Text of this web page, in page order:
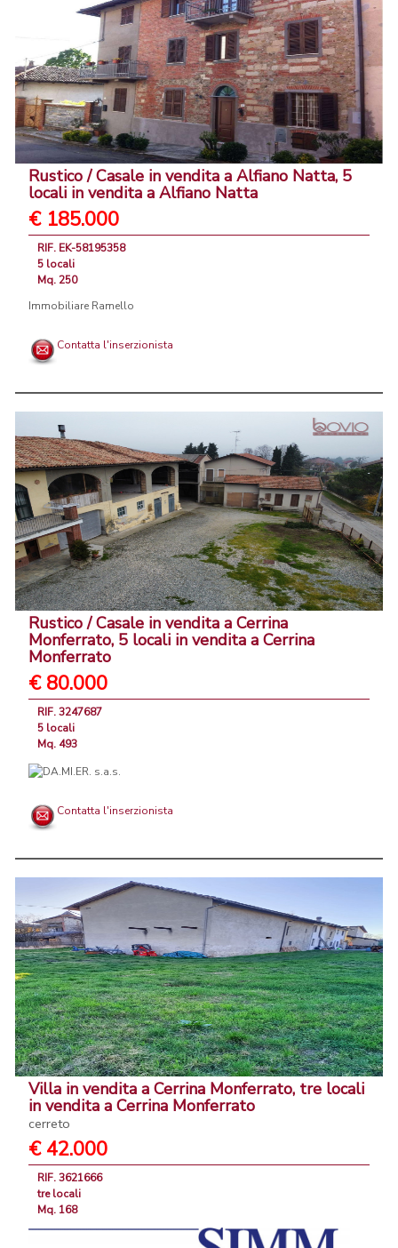
Rustico / Casale in vendita a Alfiano Natta, 5
locali in vendita a Alfiano Natta
€ 185.000
RIF. EK-58195358
5 locali
Mq. 250
Immobiliare Ramello
Contatta l'inserzionista
Rustico / Casale in vendita a Cerrina
Monferrato, 5 locali in vendita a Cerrina
Monferrato
€ 80.000
RIF. 3247687
5 locali
Mq. 493
Contatta l'inserzionista
Villa in vendita a Cerrina Monferrato, tre locali
in vendita a Cerrina Monferrato
cerreto
€ 42.000
RIF. 3621666
tre locali
Mq. 168